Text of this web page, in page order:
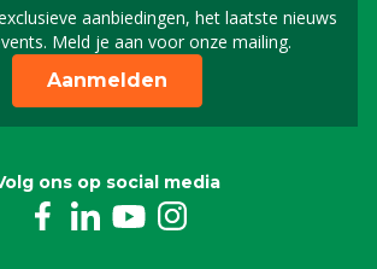
aanbiedingen, het laatste nieuws
Meld je aan voor onze mailing.
Schrijf je in voor onze
Aanmelden
ons op social media